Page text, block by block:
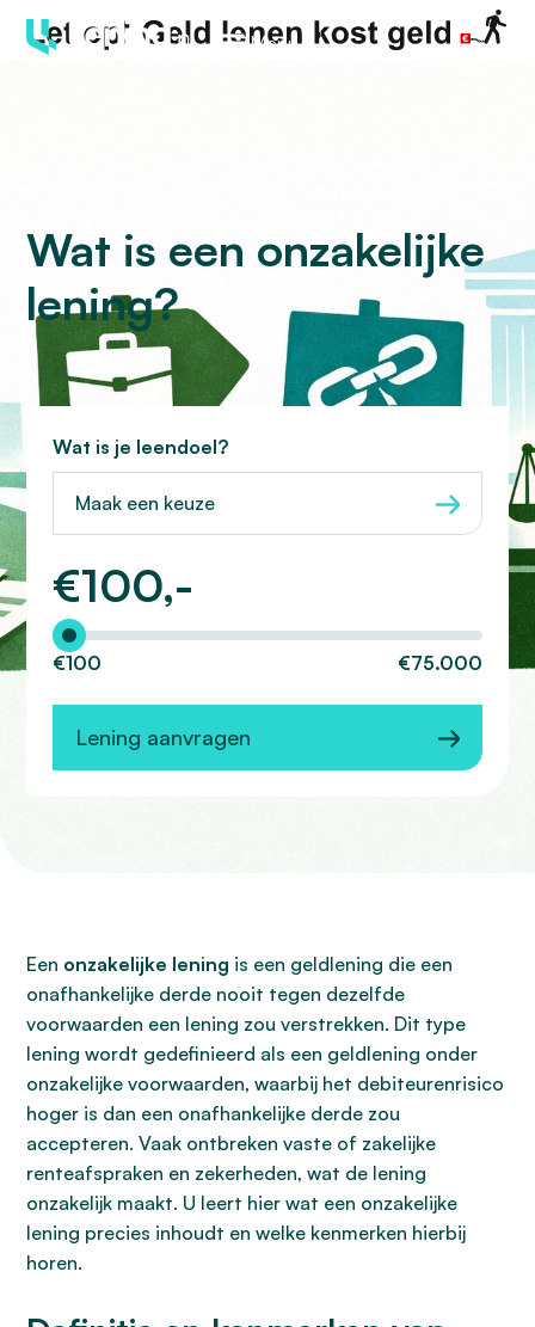
Menu
Wat is een onzakelijke
lening?
Wat is je leendoel?
Maak een keuze
€100,-
Hoeveel wilt u lenen?
€100 €75.000
Lening aanvragen
Een onzakelijke lening is een geldlening die een
onafhankelijke derde nooit tegen dezelfde
voorwaarden een lening zou verstrekken. Dit type
lening wordt gedefinieerd als een geldlening onder
onzakelijke voorwaarden, waarbij het debiteurenrisico
hoger is dan een onafhankelijke derde zou
accepteren. Vaak ontbreken vaste of zakelijke
renteafspraken en zekerheden, wat de lening
onzakelijk maakt. U leert hier wat een onzakelijke
lening precies inhoudt en welke kenmerken hierbij
horen.